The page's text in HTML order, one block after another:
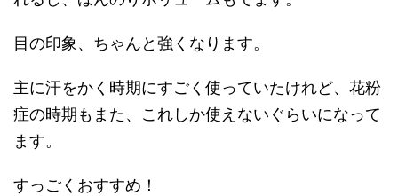
目の印象、ちゃんと強くなります。
主に汗をかく時期にすごく使っていたけれど、花粉
症の時期もまた、これしか使えないぐらいになって
ます。
すっごくおすすめ！